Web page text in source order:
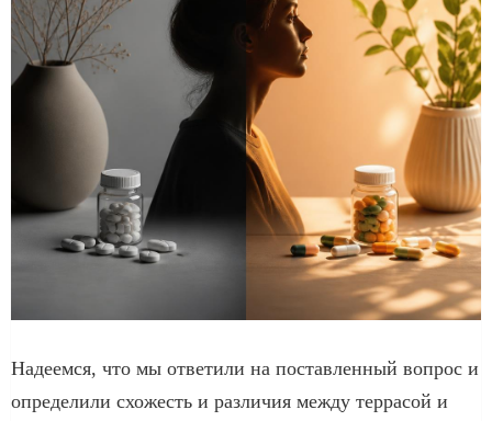
Надеемся, что мы ответили на поставленный вопрос и
определили схожесть и различия между террасой и